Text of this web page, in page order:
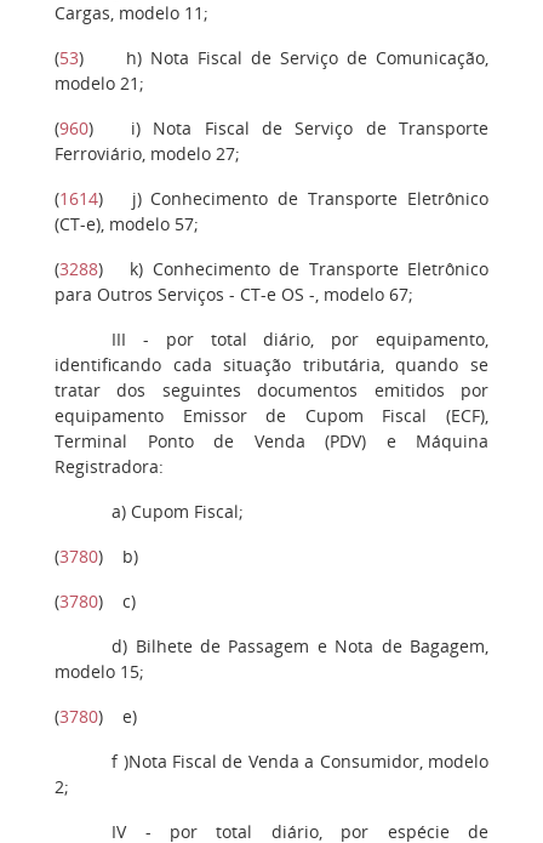
Cargas, modelo 11;
(53) h) Nota Fiscal de Serviço de Comunicação,
modelo 21;
(960) i) Nota Fiscal de Serviço de Transporte
Ferroviário, modelo 27;
(1614) j)Conhecimento de Transporte Eletrônico
(CT-e), modelo 57;
(3288) k) Conhecimento de Transporte Eletrônico
para Outros Serviços - CT-e OS -, modelo 67;
III - por total diário, por equipamento,
identificando cada situação tributária, quando se
tratar dos seguintes documentos emitidos por
equipamento Emissor de Cupom Fiscal (ECF),
Terminal Ponto de Venda (PDV) e Máquina
Registradora:
a) Cupom Fiscal;
(3780) b)
(3780) c)
d) Bilhete de Passagem e Nota de Bagagem,
modelo 15;
(3780) e)
f )Nota Fiscal de Venda a Consumidor, modelo
2;
IV - por total diário, por espécie de